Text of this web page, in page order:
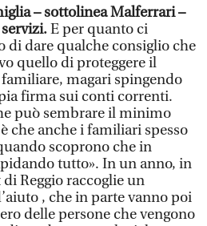
– sottolinea Malferrari –
E per quanto ci
di dare qualche consiglio che
quello di proteggere il
magari spingendo
firma sui conti correnti.
può sembrare il minimo
che anche i familiari spesso
scoprono che in
tutto». In un anno, in
Reggio raccoglie un
, che in parte vanno poi
delle persone che vengono